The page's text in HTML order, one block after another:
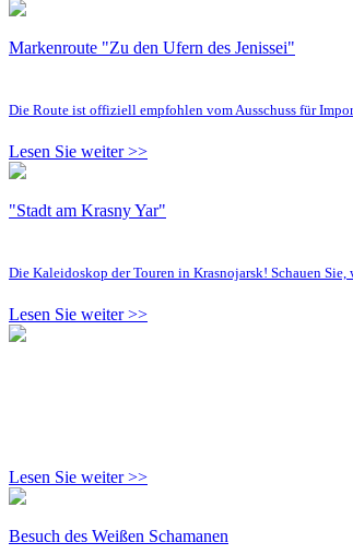
Markenroute "Zu den Ufern des Jenissei"
Die Route ist offiziell empfohlen vom Ausschuss für
Lesen Sie weiter >>
"Stadt am Krasny Yar"
Die Kaleidoskop der Touren in Krasnojarsk! Schauen Sie,
Lesen Sie weiter >>
Lesen Sie weiter >>
Besuch des Weißen Schamanen